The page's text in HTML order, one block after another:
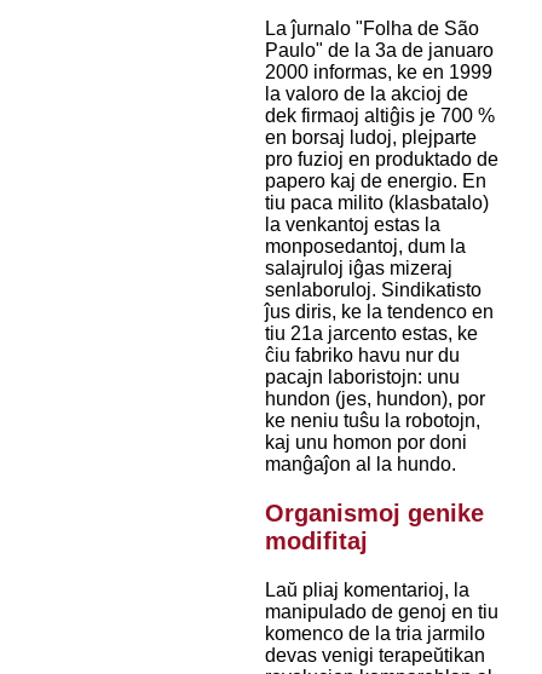
La ĵurnalo "Folha de São
Paulo" de la 3a de januaro
2000 informas, ke en 1999
la valoro de la akcioj de
dek firmaoj altiĝis je 700 %
en borsaj ludoj, plejparte
pro fuzioj en produktado de
papero kaj de energio. En
tiu paca milito (klasbatalo)
la venkantoj estas la
monposedantoj, dum la
salajruloj iĝas mizeraj
senlaboruloj. Sindikatisto
ĵus diris, ke la tendenco en
tiu 21a jarcento estas, ke
ĉiu fabriko havu nur du
pacajn laboristojn: unu
hundon (jes, hundon), por
ke neniu tuŝu la robotojn,
kaj unu homon por doni
manĝaĵon al la hundo.
Organismoj genike
modifitaj
Laŭ pliaj komentarioj, la
manipulado de genoj en tiu
komenco de la tria jarmilo
devas venigi terapeŭtikan